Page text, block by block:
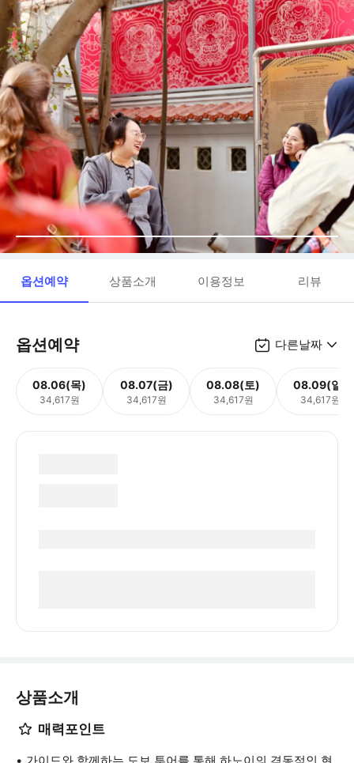
옵션예약 상품소개 이용정보 리뷰
옵션예약 다른날짜
08.06(목)
34,617원
08.07(금)
34,617원
08.08(토)
34,617원
08.09(일)
34,617원
상품소개
매력포인트